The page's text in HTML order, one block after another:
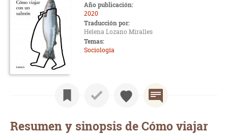
Año publicación:
2020
Traducción por:
Helena Lozano Miralles
Temas:
Sociología
Resumen y sinopsis de Cómo viajar